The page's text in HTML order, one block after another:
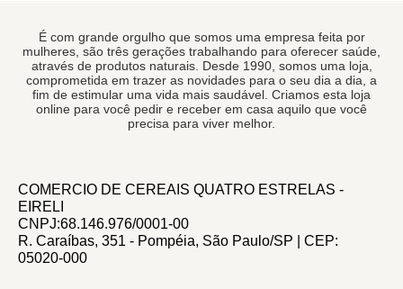
É com grande orgulho que somos uma empresa feita por
mulheres, são três gerações trabalhando para oferecer saúde,
através de produtos naturais. Desde 1990, somos uma loja,
comprometida em trazer as novidades para o seu dia a dia, a
fim de estimular uma vida mais saudável. Criamos esta loja
online para você pedir e receber em casa aquilo que você
precisa para viver melhor.
COMERCIO DE CEREAIS QUATRO ESTRELAS -
EIRELI
CNPJ:68.146.976/0001-00
R. Caraíbas, 351 - Pompéia, São Paulo/SP | CEP:
05020-000